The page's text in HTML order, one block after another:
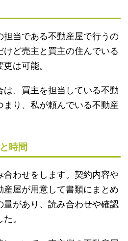
担当である不動産屋で行うの
けど売主と買主の住んでいる
は可能。
は、買主を担当している不動
まり、私が頼んでいる不動産
時間
わせをします。契約内容や
屋が用意して書類にまとめ
量があり、読み合わせや確認
。